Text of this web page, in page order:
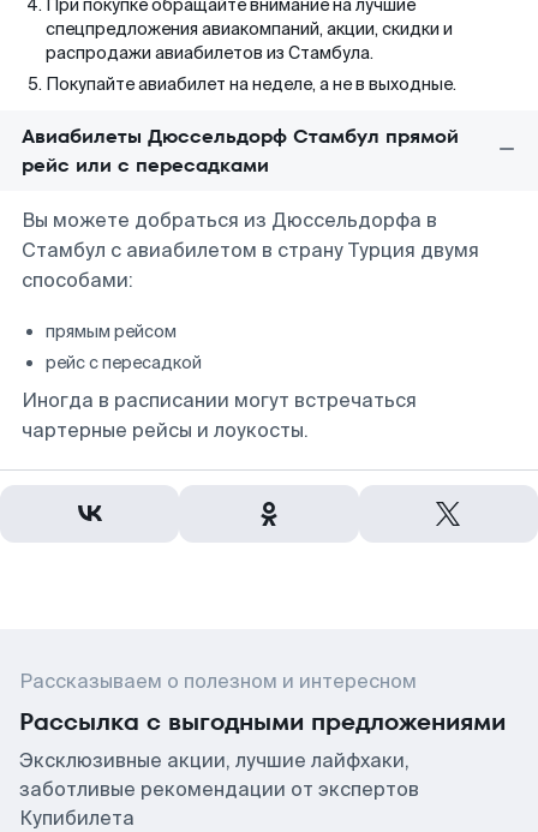
При покупке обращайте внимание на лучшие
спецпредложения авиакомпаний, акции, скидки и
распродажи авиабилетов из Стамбула.
Покупайте авиабилет на неделе, а не в выходные.
Авиабилеты Дюссельдорф Стамбул прямой
рейс или с пересадками
Вы можете добраться из Дюссельдорфа в
Стамбул с авиабилетом в страну Турция двумя
способами:
прямым рейсом
рейс с пересадкой
Иногда в расписании могут встречаться
чартерные рейсы и лоукосты.
Рассказываем о полезном и интересном
Рассылка с выгодными предложениями
Эксклюзивные акции, лучшие лайфхаки,
заботливые рекомендации от экспертов
Купибилета